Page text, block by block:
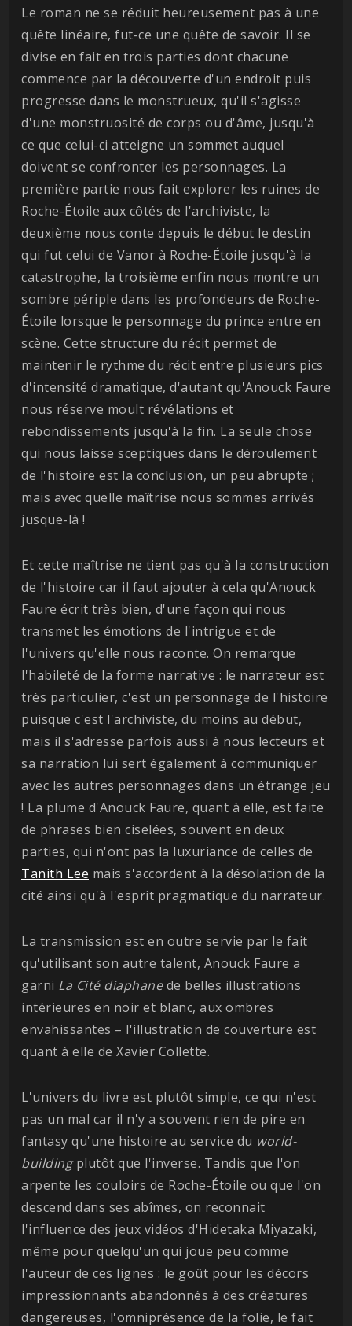
Le roman ne se réduit heureusement pas à une
quête linéaire, fut-ce une quête de savoir. Il se
divise en fait en trois parties dont chacune
commence par la découverte d'un endroit puis
progresse dans le monstrueux, qu'il s'agisse
d'une monstruosité de corps ou d'âme, jusqu'à
ce que celui-ci atteigne un sommet auquel
doivent se confronter les personnages. La
première partie nous fait explorer les ruines de
Roche-Étoile aux côtés de l'archiviste, la
deuxième nous conte depuis le début le destin
qui fut celui de Vanor à Roche-Étoile jusqu'à la
catastrophe, la troisième enfin nous montre un
sombre périple dans les profondeurs de Roche-
Étoile lorsque le personnage du prince entre en
scène. Cette structure du récit permet de
maintenir le rythme du récit entre plusieurs pics
d'intensité dramatique, d'autant qu'Anouck Faure
nous réserve moult révélations et
rebondissements jusqu'à la fin. La seule chose
qui nous laisse sceptiques dans le déroulement
de l'histoire est la conclusion, un peu abrupte ;
mais avec quelle maîtrise nous sommes arrivés
jusque-là !
Et cette maîtrise ne tient pas qu'à la construction
de l'histoire car il faut ajouter à cela qu'Anouck
Faure écrit très bien, d'une façon qui nous
transmet les émotions de l'intrigue et de
l'univers qu'elle nous raconte. On remarque
l'habileté de la forme narrative : le narrateur est
très particulier, c'est un personnage de l'histoire
puisque c'est l'archiviste, du moins au début,
mais il s'adresse parfois aussi à nous lecteurs et
sa narration lui sert également à communiquer
avec les autres personnages dans un étrange jeu
! La plume d'Anouck Faure, quant à elle, est faite
de phrases bien ciselées, souvent en deux
parties, qui n'ont pas la luxuriance de celles de
Tanith Lee mais s'accordent à la désolation de la
cité ainsi qu'à l'esprit pragmatique du narrateur.
La transmission est en outre servie par le fait
qu'utilisant son autre talent, Anouck Faure a
garni La Cité diaphanede belles illustrations
intérieures en noir et blanc, aux ombres
envahissantes – l'illustration de couverture est
quant à elle de Xavier Collette.
L'univers du livre est plutôt simple, ce qui n'est
pas un mal car il n'y a souvent rien de pire en
fantasy qu'une histoire au service du world-
buildingplutôt que l'inverse. Tandis que l'on
arpente les couloirs de Roche-Étoile ou que l'on
descend dans ses abîmes, on reconnait
l'influence des jeux vidéos d'Hidetaka Miyazaki,
même pour quelqu'un qui joue peu comme
l'auteur de ces lignes : le goût pour les décors
impressionnants abandonnés à des créatures
dangereuses, l'omniprésence de la folie, le fait